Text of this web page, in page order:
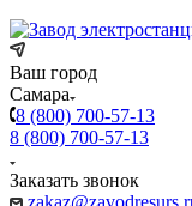
Ваш город
Самара
8 (800) 700-57-13
8 (800) 700-57-13
Заказать звонок